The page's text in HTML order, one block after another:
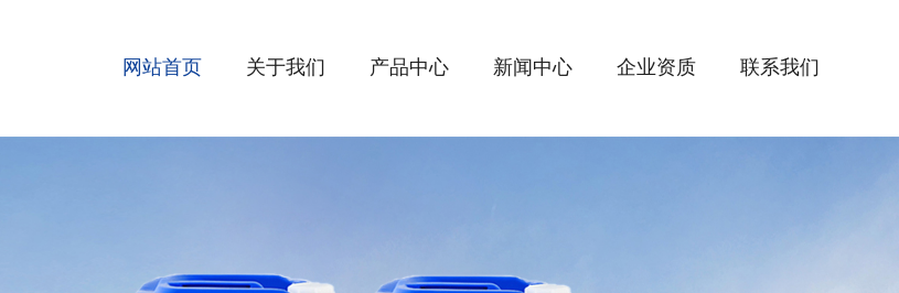
网站首页 关于我们 产品中心 新闻中心 企业资质 联系我们